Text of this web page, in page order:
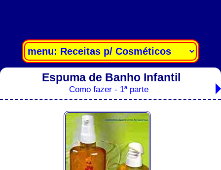
Espuma de Banho Infantil
Como fazer - 1ª parte